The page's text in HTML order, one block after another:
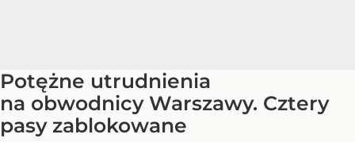
Potężne utrudnienia
na obwodnicy Warszawy. Cztery
pasy zablokowane